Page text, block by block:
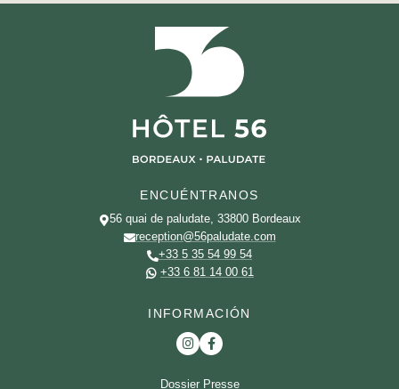
ENCUÉNTRANOS
56 quai de paludate, 33800 Bordeaux
reception@56paludate.com
+33 5 35 54 99 54
+33 6 81 14 00 61
INFORMACIÓN
Dossier Presse